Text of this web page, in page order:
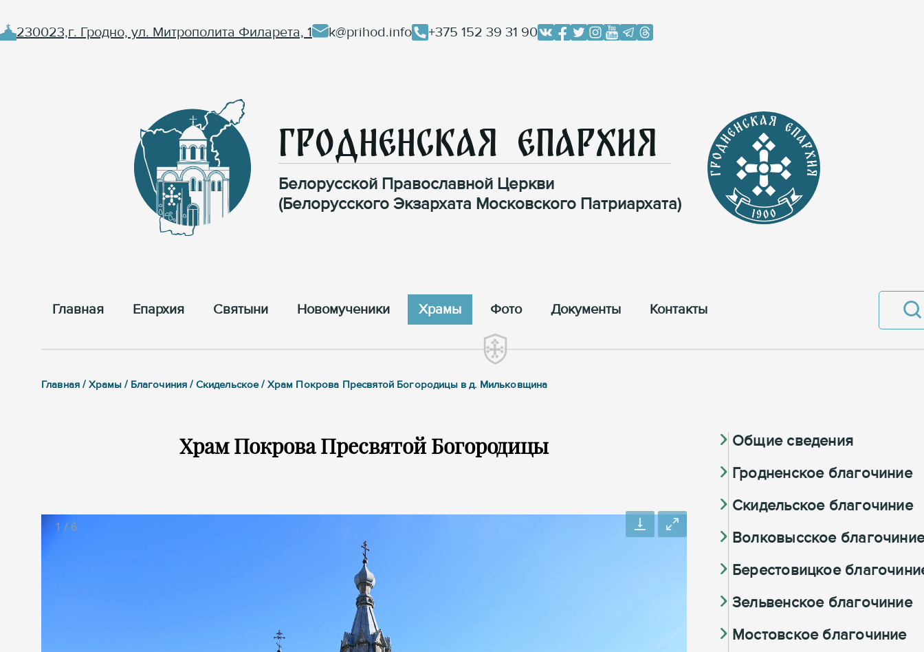
230023,г. Гродно, ул. Митрополита Филарета, 1 k@prihod.info +375 152 39 31 90
Гродненская Епархия
Белорусской Православной Церкви
(Белорусского Экзархата Московского Патриархата)
Главная Епархия Cвятыни Новомученики Храмы Фото Документы Контакты
Главная / Храмы / Благочиния / Скидельское / Храм Покрова Пресвятой Богородицы в д. Мильковщина
Храм Покрова Пресвятой Богородицы
1 / 6
Общие сведения
Гродненское благочиние
Скидельское благочиние
Волковысское
Берестовицкое
Зельвенское благочиние
Мостовское благочиние